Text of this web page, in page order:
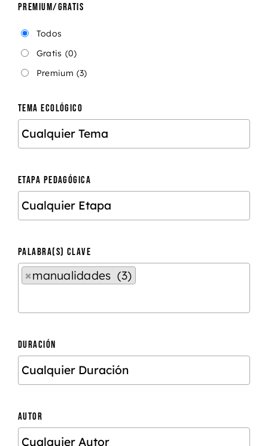
PREMIUM/GRATIS
Todos
Gratis (0)
Premium (3)
TEMA ECOLÓGICO
ETAPA PEDAGÓGICA
PALABRA(S) CLAVE
×manualidades (3)
DURACIÓN
AUTOR